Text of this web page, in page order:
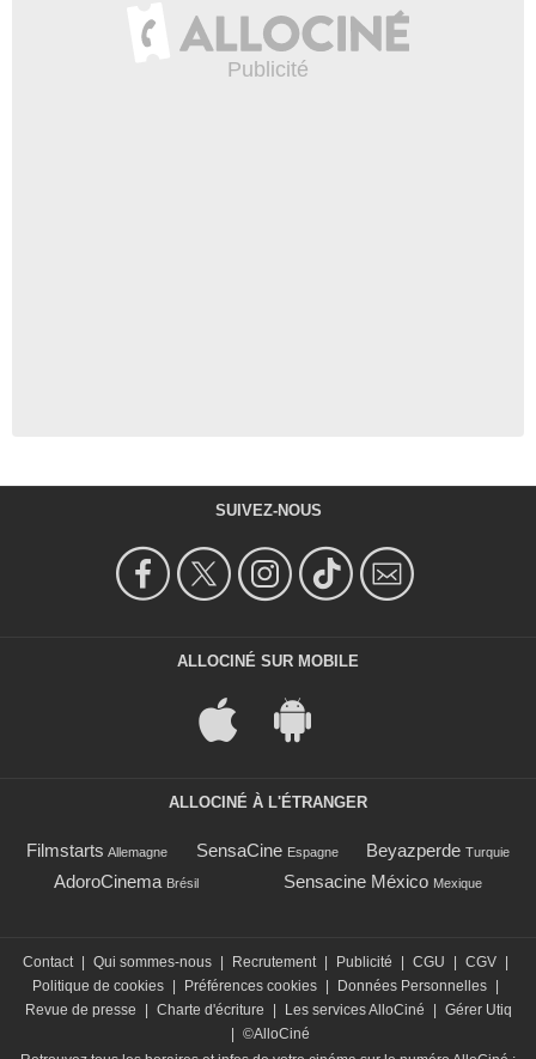
SUIVEZ-NOUS
ALLOCINÉ SUR MOBILE
ALLOCINÉ À L'ÉTRANGER
Filmstarts Allemagne SensaCine Espagne Beyazperde Turquie
AdoroCinema Brésil Sensacine México Mexique
Contact | Qui sommes-nous | Recrutement | Publicité | CGU | CGV |
Politique de cookies | Préférences cookies | Données Personnelles |
Revue de presse
| Charte d'écriture | Les services AlloCiné | Gérer Utiq
| ©AlloCiné